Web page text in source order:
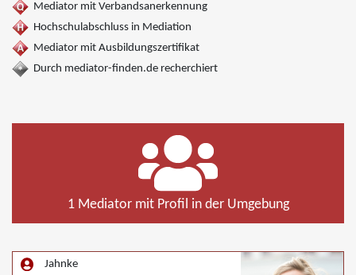
Mediator mit Verbandsanerkennung
Hochschulabschluss in Mediation
Mediator mit Ausbildungszertifikat
Durch mediator-finden.de recherchiert
1 Mediator mit Profil in der Umgebung
Jahnke